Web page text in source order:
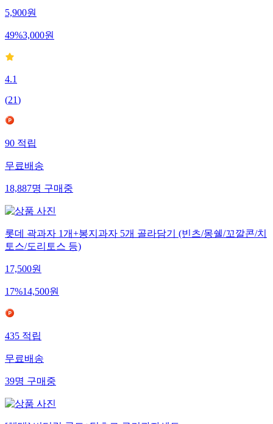
5,900원
49%3,000원
4.1
(21)
90적립
무료배송
18,887명구매중
롯데 곽과자 1개+봉지과자 5개 골라담기 (빈츠/몽쉘/꼬깔콘/치
토스/도리토스 등)
17,500원
17%14,500원
435적립
무료배송
39명구매중